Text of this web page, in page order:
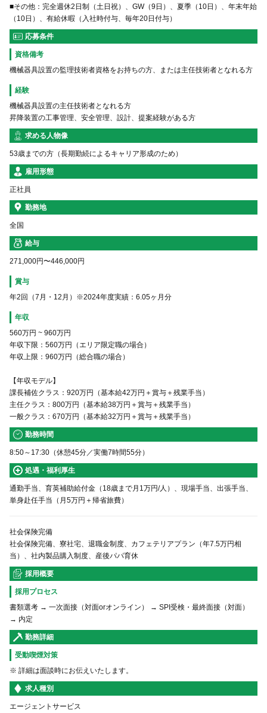
■その他：完全週休2日制（土日祝）、GW（9日）、夏季（10日）、年末年始
（10日）、有給休暇（入社時付与、毎年20日付与）
応募条件
資格備考
機械器具設置の監理技術者資格をお持ちの方、または主任技術者となれる方
経験
機械器具設置の主任技術者となれる方
昇降装置の工事管理、安全管理、設計、提案経験がある方
求める人物像
53歳までの方（長期勤続によるキャリア形成のため）
雇用形態
正社員
勤務地
全国
給与
271,000円〜446,000円
賞与
年2回（7月・12月）※2024年度実績：6.05ヶ月分
年収
560万円 ~ 960万円
年収下限：560万円（エリア限定職の場合）
年収上限：960万円（総合職の場合）
【年収モデル】
課長補佐クラス：920万円（基本給42万円＋賞与＋残業手当）
主任クラス：800万円（基本給38万円＋賞与＋残業手当）
一般クラス：670万円（基本給32万円＋賞与＋残業手当）
勤務時間
8:50～17:30（休憩45分／実働7時間55分）
処遇・福利厚生
通勤手当、育英補助給付金（18歳まで月1万円/人）、現場手当、出張手当、
単身赴任手当（月5万円＋帰省旅費）
社会保険完備
社会保険完備、寮社宅、退職金制度、カフェテリアプラン（年7.5万円相
当）、社内製品購入制度、産後パパ育休
採用概要
採用プロセス
書類選考 → 一次面接（対面orオンライン） → SPI受検・最終面接（対面）
→ 内定
勤務詳細
受動喫煙対策
※ 詳細は面談時にお伝えいたします。
求人種別
エージェントサービス